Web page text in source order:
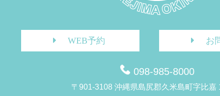
WEB予約 お
098-985-8000
〒901-3108 沖縄県島尻郡久米島町字比嘉